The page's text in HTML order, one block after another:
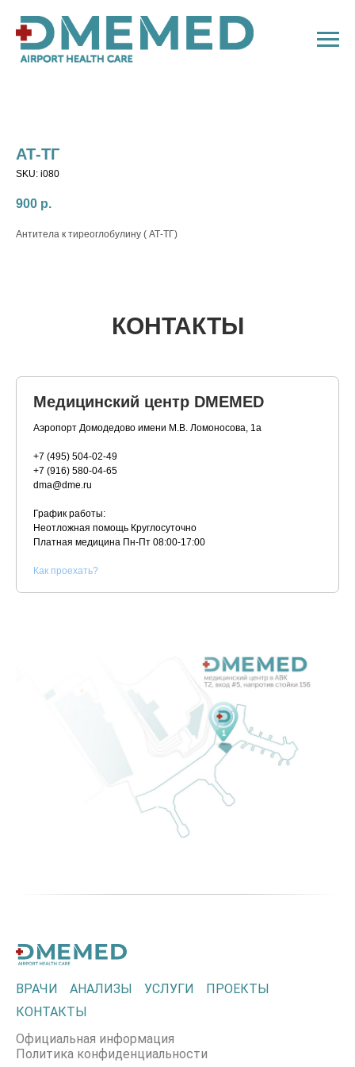
АТ-ТГ
SKU: i080
900 р.
Антитела к тиреоглобулину ( АТ-ТГ)
КОНТАКТЫ
Медицинский центр DMEMED
Аэропорт Домодедово имени М.В. Ломоносова, 1а
+7 (495) 504-02-49
+7 (916) 580-04-65
dma@dme.ru
График работы:
Неотложная помощь Круглосуточно
Платная медицина Пн-Пт 08:00-17:00
Как проехать?
ВРАЧИ АНАЛИЗЫ УСЛУГИ
ПРОЕКТЫ
КОНТАКТЫ
Официальная информация
Политика конфиденциальности